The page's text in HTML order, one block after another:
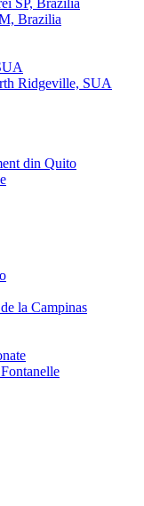
Brazilia
Ridgeville, SUA
din Quito
la Campinas